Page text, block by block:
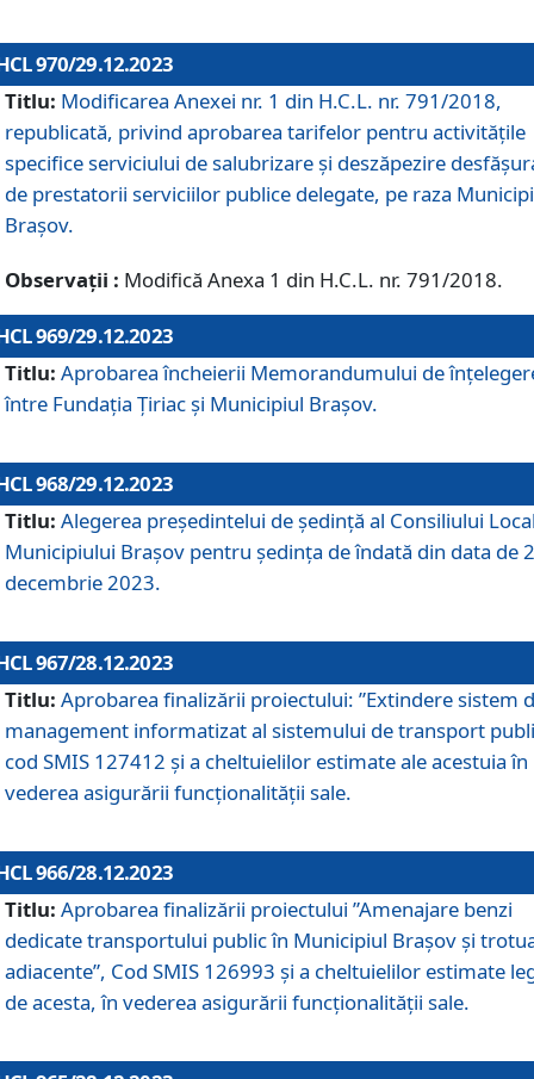
970/29.12.2023
Titlu: Modificarea Anexei nr. 1 din H.C.L. nr. 791/2018,
republicată, privind aprobarea tarifelor pentru activitățile
specifice serviciului de salubrizare și deszăpezire
de prestatorii serviciilor publice delegate, pe raza
Brașov.
Observații : Modifică Anexa 1 din H.C.L. nr. 791/2018.
969/29.12.2023
Titlu: Aprobarea încheierii Memorandumului de
între Fundația Țiriac și Municipiul Brașov.
968/29.12.2023
Titlu: Alegerea preşedintelui de şedinţă al Consiliului
Municipiului Braşov pentru ședința de îndată din data de
decembrie 2023.
967/28.12.2023
Titlu: Aprobarea finalizării proiectului: ”Extindere sistem
management informatizat al sistemului de transport
cod SMIS 127412 și a cheltuielilor estimate ale acestuia în
vederea asigurării funcționalității sale.
966/28.12.2023
Titlu: Aprobarea finalizării proiectului ”Amenajare benzi
dedicate transportului public în Municipiul Brașov şi
adiacente”, Cod SMIS 126993 și a cheltuielilor estimate
de acesta, în vederea asigurării funcționalității sale.